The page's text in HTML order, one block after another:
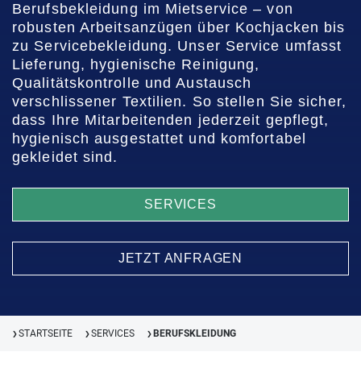
Berufsbekleidung im Mietservice – von
robusten Arbeitsanzügen über Kochjacken bis
zu Servicebekleidung. Unser Service umfasst
Lieferung, hygienische Reinigung,
Qualitätskontrolle und Austausch
verschlissener Textilien. So stellen Sie sicher,
dass Ihre Mitarbeitenden jederzeit gepflegt,
hygienisch ausgestattet und komfortabel
gekleidet sind.
SERVICES
JETZT ANFRAGEN
❯ STARTSEITE ❯ SERVICES ❯ BERUFSKLEIDUNG